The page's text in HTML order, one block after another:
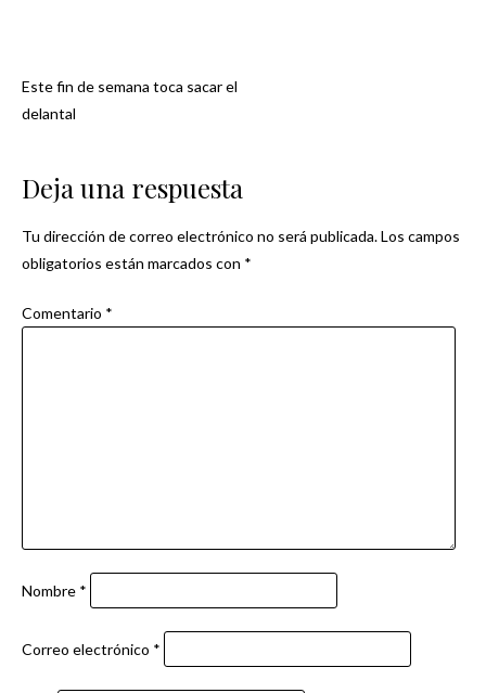
Navegación
Este fin de semana toca sacar el
delantal
Deja una respuesta
Tu dirección de correo electrónico no será publicada.Los campos
obligatorios están marcados con *
Comentario *
Nombre *
Correo electrónico *